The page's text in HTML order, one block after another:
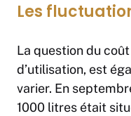
Les
La question du
d’utilisation, est
varier. En
1000 litres était